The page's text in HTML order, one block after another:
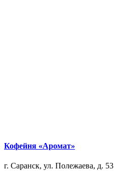
Кофейня «Аромат»
г. Саранск, ул. Полежаева, д. 53